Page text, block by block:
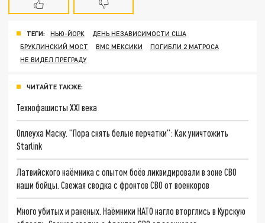
ТЕГИ: НЬЮ-ЙОРК
ДЕНЬ НЕЗАВИСИМОСТИ США
БРУКЛИНСКИЙ МОСТ
ВМС МЕКСИКИ
ПОГИБЛИ 2 МАТРОСА
НЕ ВИДЕЛ ПРЕГРАДУ
ЧИТАЙТЕ ТАКЖЕ:
Технофашисты XXI века
Оплеуха Маску. "Пора снять белые перчатки": Как уничтожить
Starlink
Латвийского наёмника с опытом боёв ликвидировали в зоне СВО
наши бойцы. Свежая сводка с фронтов СВО от военкоров
Много убитых и раненых. Наёмники НАТО нагло вторглись в Курскую